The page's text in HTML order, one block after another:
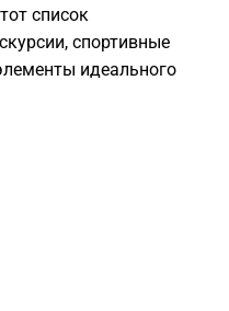
список
спортивные
идеального